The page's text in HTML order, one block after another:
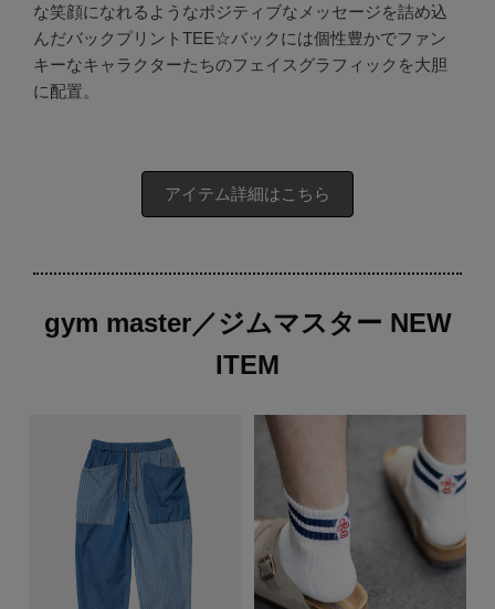
な笑顔になれるようなポジティブなメッセージを詰め込
んだバックプリントTEE☆バックには個性豊かでファン
キーなキャラクターたちのフェイスグラフィックを大胆
に配置。
アイテム詳細はこちら
gym master／ジムマスター NEW
ITEM